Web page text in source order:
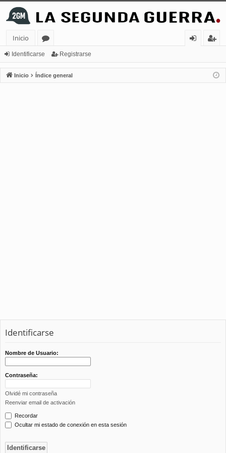
Inicio
or
os
nt
ifi
ist
ra
Identificarse Registrarse
Inicio Índice general
Identificarse
Nombre de Usuario:
Contraseña:
Olvidé mi contraseña
Reenviar email de activación
Recordar
Ocultar mi estado de conexión en esta sesión